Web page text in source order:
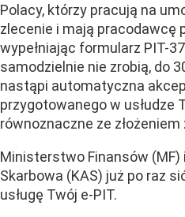
Polacy, którzy pracują na
zlecenie i mają pracodawcę
wypełniając formularz PIT-
samodzielnie nie zrobią, do
nastąpi automatyczna
przygotowanego w usłudze
równoznaczne ze złożeniem
Ministerstwo Finansów
Skarbowa (KAS) już po raz
usługę Twój e-PIT.